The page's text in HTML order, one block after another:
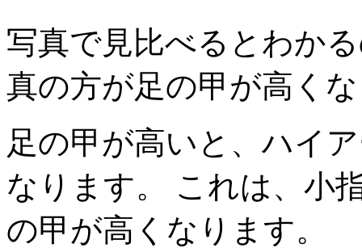
写真で見比べるとわか
真の方が足の甲が高く
足の甲が高いと、ハイ
なります。 これは、小
の甲が高くなります。